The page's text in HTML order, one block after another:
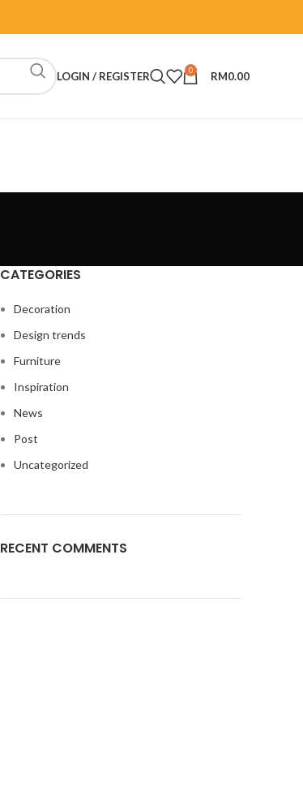
LOGIN / REGISTER 0 RM0.00
CATEGORIES
Decoration
Design trends
Furniture
Inspiration
News
Post
Uncategorized
RECENT COMMENTS